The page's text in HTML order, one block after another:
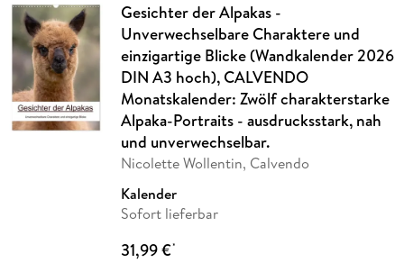
Gesichter der Alpakas -
Unverwechselbare Charaktere und
einzigartige Blicke (Wandkalender 2026
DIN A3 hoch), CALVENDO
Monatskalender: Zwölf charakterstarke
Alpaka-Portraits - ausdrucksstark, nah
und unverwechselbar.
Nicolette Wollentin, Calvendo
Kalender
Sofort lieferbar
31,99 €*